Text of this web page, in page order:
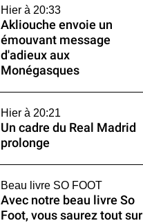
Hier à 20:33
Akliouche envoie un
émouvant message
d'adieux aux
Monégasques
Hier à 20:21
Un cadre du Real Madrid
prolonge
Beau livre SO FOOT
Avec notre beau livre So
Foot, vous saurez tout sur